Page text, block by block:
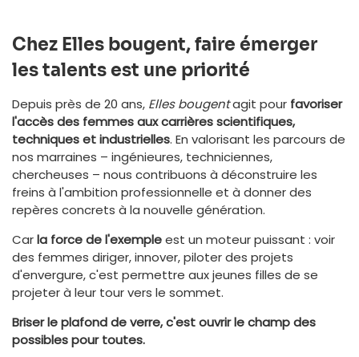
Chez Elles bougent, faire émerger
les talents est une priorité
Depuis près de 20 ans, Elles bougentagit pour favoriser
l'accès des femmes aux carrières scientifiques,
techniques et industrielles. En valorisant les parcours de
nos marraines – ingénieures, techniciennes,
chercheuses – nous contribuons à déconstruire les
freins à l'ambition professionnelle et à donner des
repères concrets à la nouvelle génération.
Carla force de l'exempleest un moteur puissant : voir
des femmes diriger, innover, piloter des projets
d'envergure, c'est permettre aux jeunes filles de se
projeter à leur tour vers le sommet.
Briser le plafond de verre, c'est ouvrir le champ des
possibles pour toutes.